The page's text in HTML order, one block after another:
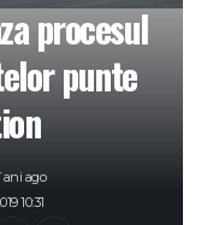
procesul
punte
10:31
ani ago